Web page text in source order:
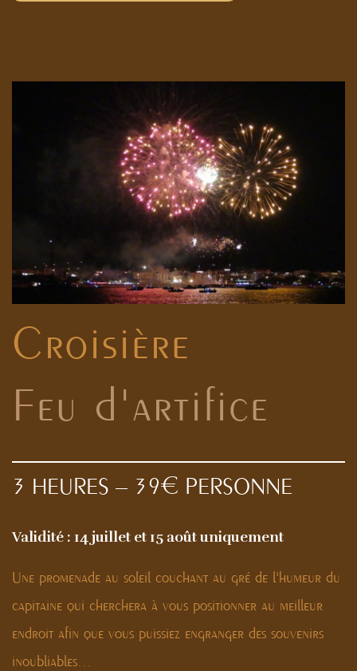
Croisière
Feu d'artifice
3 HEURES – 39€ PERSONNE
Validité : 14 juillet et 15 août uniquement
Une promenade au soleil couchant au gré de l'humeur du
capitaine qui cherchera à vous positionner au meilleur
endroit afin que vous puissiez engranger des souvenirs
inoubliables...